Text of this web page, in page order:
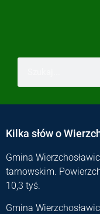
Kilka słów o
Gmina
tarnowskim.
10,3 tyś.
Gmina